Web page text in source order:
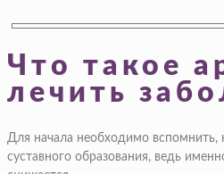
Что такое
лечить
Для начала необходимо вспомнить,
суставного образования, ведь